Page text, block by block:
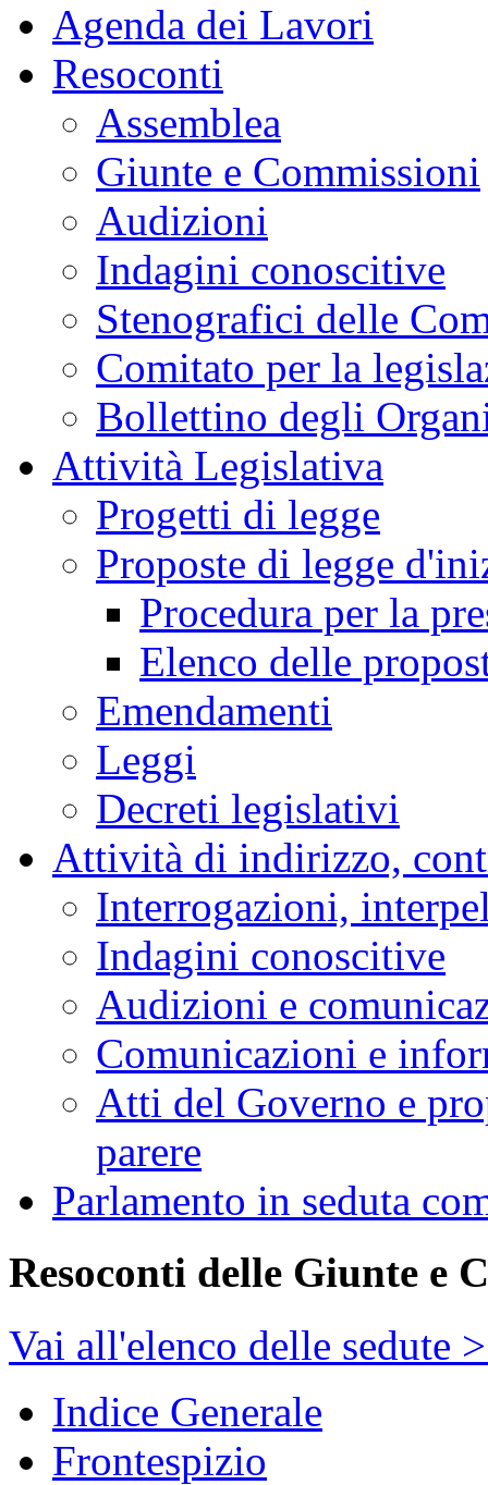
Agenda dei Lavori
Resoconti
Assemblea
Giunte e Commissioni
Audizioni
Indagini conoscitive
Stenografici delle
Comitato per la
Bollettino degli
Attività Legislativa
Progetti di legge
Proposte di legge
Procedura per la
Elenco delle
Emendamenti
Leggi
Decreti legislativi
Attività di indirizzo,
Interrogazioni,
Indagini conoscitive
Audizioni e
Comunicazioni e
Atti del Governo e
parere
Parlamento in seduta
Resoconti delle Giunte e
Vai all'elenco delle sedute
Indice Generale
Frontespizio